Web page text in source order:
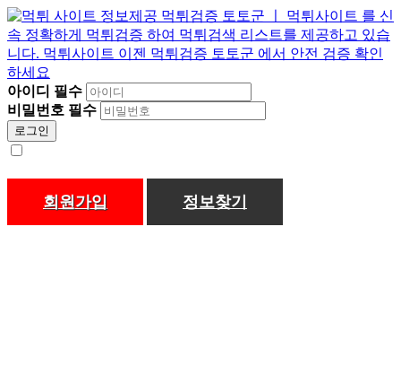
아이디 필수
비밀번호 필수
로그인
회원가입 정보찾기